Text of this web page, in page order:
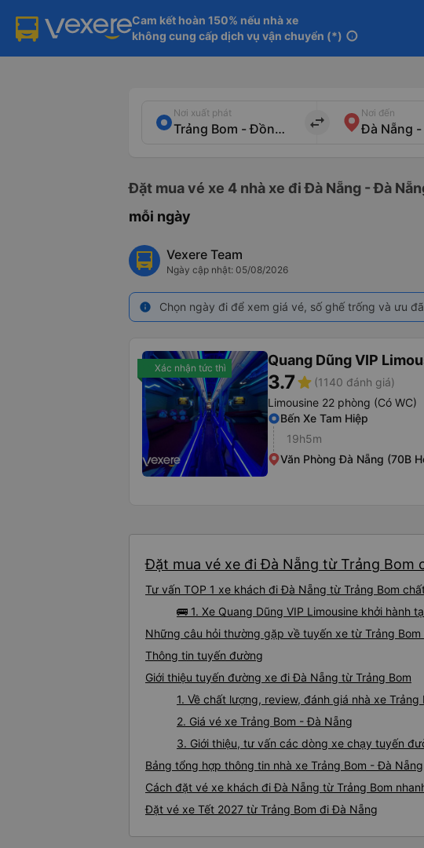
Cam kết hoàn 150% nếu nhà xe
không cung cấp dịch vụ vận chuyển (*) info
Nơi xuất phát
import_export
Nơi đến
Đặt mua vé xe 4 nhà xe đi Đà Nẵng - Đà
mỗi ngày
Vexere Team
Ngày cập nhật: 05/08/2026
info Chọn ngày đi để xem giá vé, số ghế trống và ưu
Xác nhận tức thì Quang Dũng VIP
3.7star (1140 đánh giá)
Limousine 22 phòng (Có WC)
Bến Xe Tam Hiệp
19h5m
Văn Phòng Đà Nẵng (70B
Đặt mua vé xe đi Đà Nẵng từ Trảng Bom
Tư vấn TOP 1 xe khách đi Đà Nẵng từ Trảng Bom
🚌 1. Xe Quang Dũng VIP Limousine khởi hành
Những câu hỏi thường gặp về tuyến xe từ Trảng
Thông tin tuyến đường
Giới thiệu tuyến đường xe đi Đà Nẵng từ Trảng Bom
1. Về chất lượng, review, đánh giá nhà xe Trảng
2. Giá vé xe Trảng Bom - Đà Nẵng
3. Giới thiệu, tư vấn các dòng xe chạy tuyến
Bảng tổng hợp thông tin nhà xe Trảng Bom - Đà Nẵng
Cách đặt vé xe khách đi Đà Nẵng từ Trảng Bom
Đặt vé xe Tết 2027 từ Trảng Bom đi Đà Nẵng